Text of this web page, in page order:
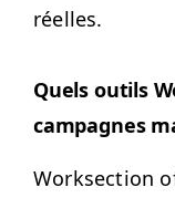
réelles.
Quels out­ils
cam­pagnes
Work­sec­tion